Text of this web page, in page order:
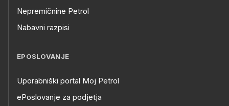
Nepremičnine Petrol
Nabavni razpisi
EPOSLOVANJE
Uporabniški portal Moj Petrol
ePoslovanje za podjetja